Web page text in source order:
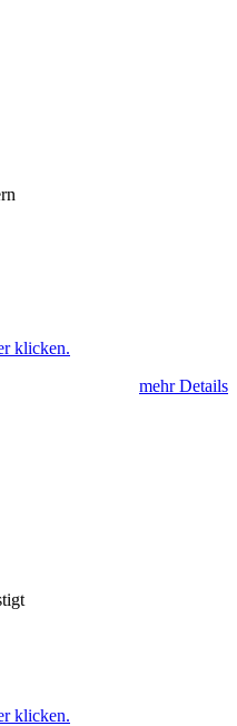
klicken.
mehr Details
klicken.